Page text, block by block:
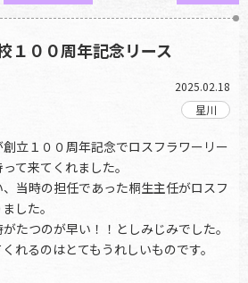
１００周年記念リース
2025.02.18
立１００周年記念でロスフラワーリー
て来てくれました。
当時の担任であった桐生主任がロスフ
した。
たつのが早い！！としみじみでした。
れるのはとてもうれしいものです。